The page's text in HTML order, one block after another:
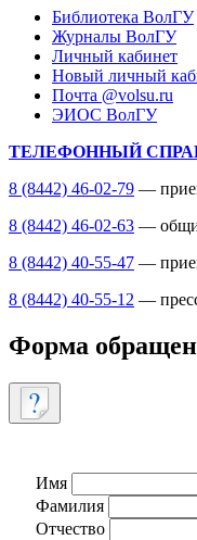
Библиотека ВолГУ
Журналы ВолГУ
Личный кабинет
Новый личный
Почта @volsu.ru
ЭИОС ВолГУ
ТЕЛЕФОННЫЙ
8 (8442) 46-02-79 —
8 (8442) 46-02-63 —
8 (8442) 40-55-47 —
8 (8442) 40-55-12 —
Форма
Имя
Фамилия
Отчество